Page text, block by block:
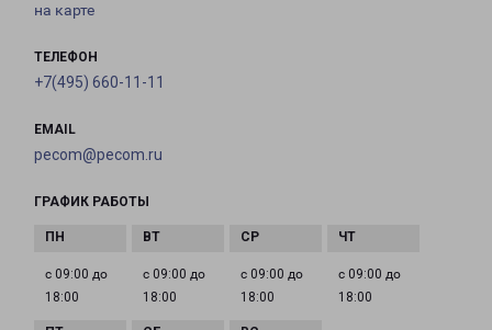
на карте
ТЕЛЕФОН
+7(495) 660-11-11
EMAIL
pecom@pecom.ru
ГРАФИК РАБОТЫ
с 09:00 до
18:00
с 09:00 до
18:00
с 09:00 до
18:00
с 09:00 до
18:00